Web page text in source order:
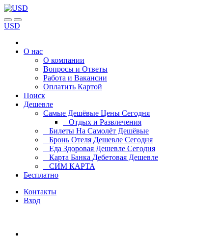
USD
О нас
О компании
Вопросы и Ответы
Работа и Вакансии
Оплатить Картой
Поиск
Дешевле
Самые Дешёвые Цены Сегодня
Отдых и Развлечения
Билеты На Самолёт Дешёвые
Бронь Отеля Дешевле Сегодня
Еда Здоровая Дешевле Сегодня
Карта Банка Дебетовая Дешевле
СИМ КАРТА
Бесплатно
Контакты
Вход